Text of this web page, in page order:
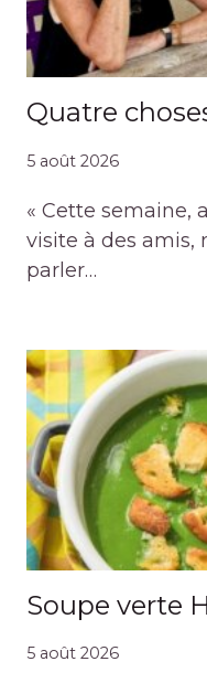
Quatre
5 août 2026
« Cette semaine,
visite à des amis,
parler…
Soupe verte
5 août 2026